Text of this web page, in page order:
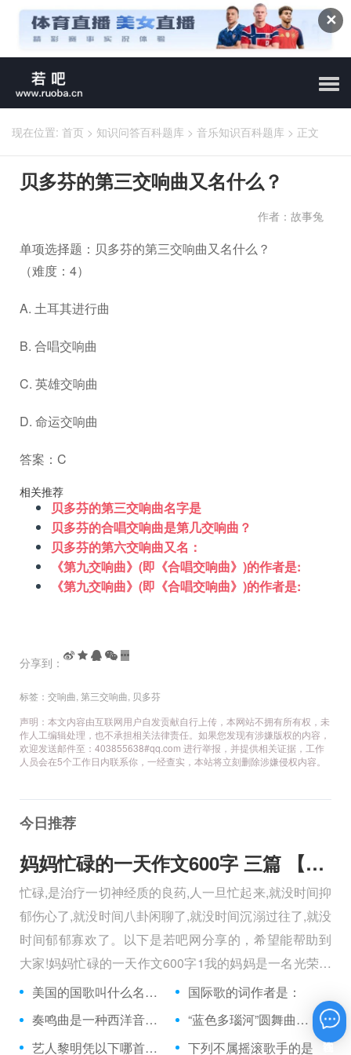
✕
现在位置: 首页 > 知识问答百科题库 > 音乐知识百科题库 > 正文
贝多芬的第三交响曲又名什么？
作者：故事兔
单项选择题：贝多芬的第三交响曲又名什么？
（难度：4）
A. 土耳其进行曲
B. 合唱交响曲
C. 英雄交响曲
D. 命运交响曲
答案：C
相关推荐
贝多芬的第三交响曲名字是
贝多芬的合唱交响曲是第几交响曲？
贝多芬的第六交响曲又名：
《第九交响曲》(即《合唱交响曲》)的作者是:
《第九交响曲》(即《合唱交响曲》)的作者是:
分享到：
标签： 交响曲 第三交响曲 贝多芬
声明：本文内容由互联网用户自发贡献自行上传，本网站不拥有所有权，未
作人工编辑处理，也不承担相关法律责任。如果您发现有涉嫌版权的内容，
欢迎发送邮件至：403855638#qq.com 进行举报，并提供相关证据，工作
人员会在5个工作日内联系你，一经查实，本站将立刻删除涉嫌侵权内容。
今日推荐
妈妈忙碌的一天作文600字 三篇 【600字】
忙碌,是治疗一切神经质的良药,人一旦忙起来,就没时间抑
郁伤心了,就没时间八卦闲聊了,就没时间沉溺过往了,就没
时间郁郁寡欢了。以下是若吧网分享的，希望能帮助到
大家!妈妈忙碌的一天作文600字1我的妈妈是一名光荣的
人民警察，她总有做不完的事情。
美国的国歌叫什么名字？
国际歌的词作者是：
奏鸣曲是一种西洋音乐体裁吗？
“蓝色多瑙河”圆舞曲的作者是奥地利的哪一位作曲家？
艺人黎明凭以下哪首歌参加歌唱比赛获奖而进入娱乐圈
下列不属摇滚歌手的是